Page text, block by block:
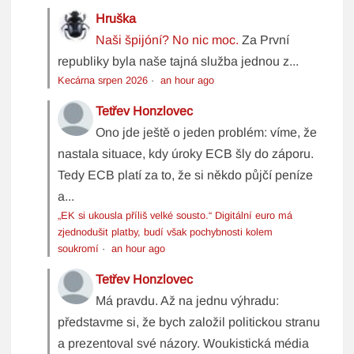
Hruška
Naši špijóní? No nic moc. Za První
republiky byla naše tajná služba jednou z...
Kecárna srpen 2026 ·an hour ago
Tetřev Honzlovec
Ono jde ještě o jeden problém: víme, že
nastala situace, kdy úroky ECB šly do záporu.
Tedy ECB platí za to, že si někdo půjčí peníze
a...
„EK si ukousla příliš velké sousto.“ Digitální euro má
zjednodušit platby, budí však pochybnosti kolem
soukromí ·an hour ago
Tetřev Honzlovec
Má pravdu. Až na jednu výhradu:
představme si, že bych založil politickou stranu
a prezentoval své názory. Woukistická média